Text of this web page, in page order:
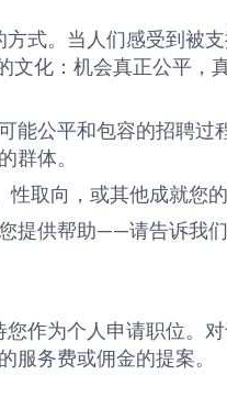
式。当人们感受到被
化：机会真正公平，
能公平和包容的招聘过
群体。
取向，或其他成就您的
提供帮助——请告诉我
作为个人申请职位。
务费或佣金的提案。